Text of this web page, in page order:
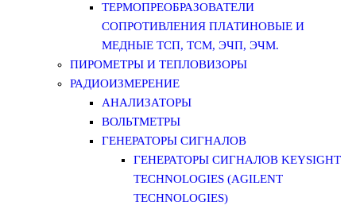
ТЕРМОПРЕОБРАЗОВАТЕЛИ
СОПРОТИВЛЕНИЯ ПЛАТИНОВЫЕ И
МЕДНЫЕ ТСП, ТСМ, ЭЧП, ЭЧМ.
ПИРОМЕТРЫ И ТЕПЛОВИЗОРЫ
РАДИОИЗМЕРЕНИЕ
АНАЛИЗАТОРЫ
ВОЛЬТМЕТРЫ
ГЕНЕРАТОРЫ СИГНАЛОВ
ГЕНЕРАТОРЫ СИГНАЛОВ KEYSIGHT
TECHNOLOGIES (AGILENT
TECHNOLOGIES)